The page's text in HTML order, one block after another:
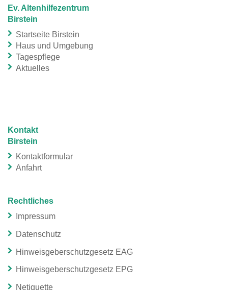
Ev. Altenhilfezentrum
Birstein
Startseite Birstein
Haus und Umgebung
Tagespflege
Aktuelles
Kontakt
Birstein
Kontaktformular
Anfahrt
Rechtliches
Impressum
Datenschutz
Hinweisgeberschutzgesetz EAG
Hinweisgeberschutzgesetz EPG
Netiquette